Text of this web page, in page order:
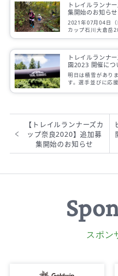
トレイルランナ
集開始のお知らせ
2021年07月04日
カップ石川大倉岳
倉岳で爽やかに体
トレイルランナ
園2023 開催につ
明日は積雪があり
す。選手並びに応
【トレイルランナーズカ
ップ奈良2020】追加募
集開始のお知らせ
鷺メ
スポン